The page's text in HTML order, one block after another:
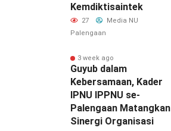
Kemdiktisaintek
27
Media NU
Palengaan
3 week ago
Guyub dalam
Kebersamaan, Kader
IPNU IPPNU se-
Palengaan Matangkan
Sinergi Organisasi